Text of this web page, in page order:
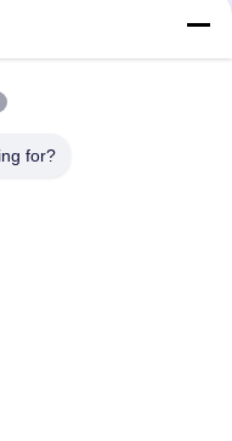
410 Spenderpumpe
Blaupumpen für
for?